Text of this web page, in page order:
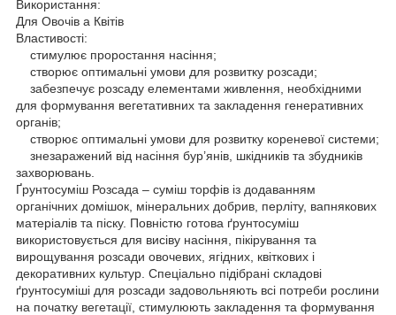
Використання:
Для Овочів а Квітів
Властивості:
стимулює проростання насіння;
створює оптимальні умови для розвитку розсади;
забезпечує розсаду елементами живлення, необхідними
для формування вегетативних та закладення генеративних
органів;
створює оптимальні умови для розвитку кореневої системи;
знезаражений від насіння бур’янів, шкідників та збудників
захворювань.
Ґрунтосуміш Розсада – суміш торфів із додаванням
органічних домішок, мінеральних добрив, перліту, вапнякових
матеріалів та піску. Повністю готова ґрунтосуміш
використовується для висіву насіння, пікірування та
вирощування розсади овочевих, ягідних, квіткових і
декоративних культур. Спеціально підібрані складові
ґрунтосуміші для розсади задовольняють всі потреби рослини
на початку вегетації, стимулюють закладення та формування